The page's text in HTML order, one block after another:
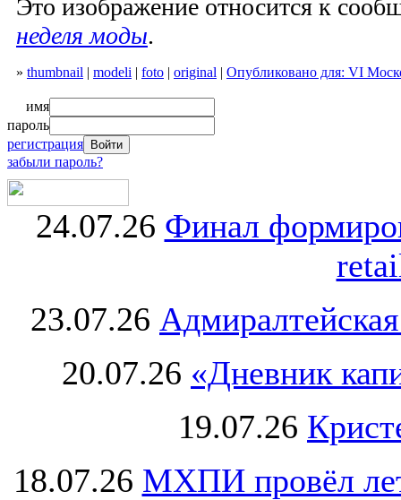
Это изображение относится к
неделя моды.
» thumbnail | modeli | foto | original | Опубликовано для: VI
имя
пароль
регистрация
забыли пароль?
24.07.26 Финал
23.07.26
20.07.26 «Дневник
19.07.26
18.07.26 МХПИ провёл